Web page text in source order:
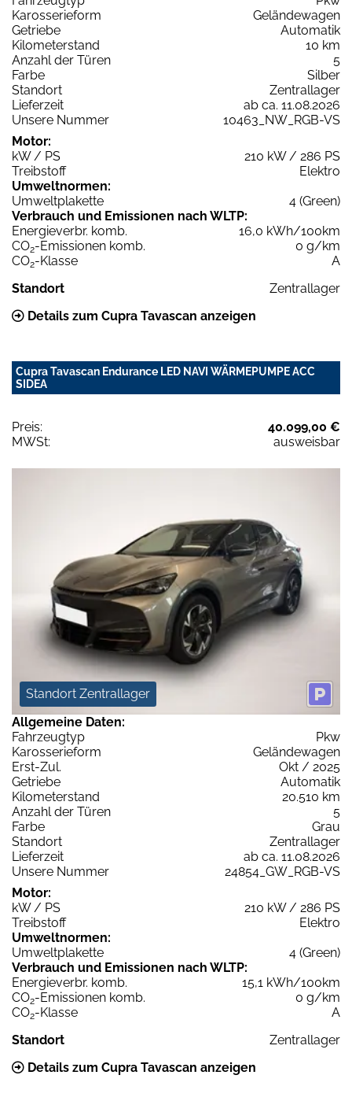
Karosserieform
Geländewagen
Getriebe
Automatik
Kilometerstand
10 km
Anzahl der Türen
5
Farbe
Silber
Standort
Zentrallager
Lieferzeit
ab ca. 11.08.2026
Unsere Nummer
10463_NW_RGB-VS
Motor:
kW / PS
210 kW / 286 PS
Treibstoff
Elektro
Umweltnormen:
Umweltplakette
4 (Green)
Verbrauch und Emissionen nach WLTP:
Energieverbr. komb.
16,0 kWh/100km
CO2-Emissionen komb.
0 g/km
CO2-Klasse
A
Standort
Zentrallager
Details zum Cupra Tavascan anzeigen
Cupra Tavascan Endurance LED NAVI WÄRMEPUMPE ACC
SIDEA
Preis:
40.099,00 €
MWSt:
ausweisbar
Standort Zentrallager
Allgemeine Daten:
Fahrzeugtyp
Pkw
Karosserieform
Geländewagen
Erst-Zul.
Okt / 2025
Getriebe
Automatik
Kilometerstand
20.510 km
Anzahl der Türen
5
Farbe
Grau
Standort
Zentrallager
Lieferzeit
ab ca. 11.08.2026
Unsere Nummer
24854_GW_RGB-VS
Motor:
kW / PS
210 kW / 286 PS
Treibstoff
Elektro
Umweltnormen:
Umweltplakette
4 (Green)
Verbrauch und Emissionen nach WLTP:
Energieverbr. komb.
15,1 kWh/100km
CO2-Emissionen komb.
0 g/km
CO2-Klasse
A
Standort
Zentrallager
Details zum Cupra Tavascan anzeigen